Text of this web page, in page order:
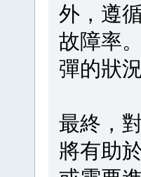
外，遵
故障率
彈的狀
最終，
將有助